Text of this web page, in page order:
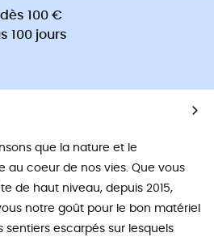
100 €
100 jours
que la nature et le
au coeur de nos vies. Que vous
de haut niveau, depuis 2015,
notre goût pour le bon matériel
sentiers escarpés sur lesquels